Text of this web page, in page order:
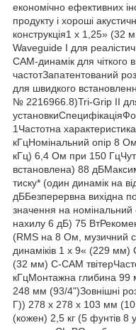
економічно ефективних
продукту і хороші
конструкція1 x 1,25» (32
Waveguide I для
CAM-динамік для чіткого
частотЗапатентований
для швидкого
№ 2216966.8)Tri-Grip II для
1Частотна
кГцНомінальний опір 8
кГц) 6,4 Ом при 150
встановлена) 88
тиску* (один динамік на
дББезперервна вихідна
значення на номінальний
нахилу 6 дБ) 75
(RMS на 8 Ом, музичний
динаміків 1 x 9« (229 мм)
(32 мм) C-CAM
кГцМонтажна глибина 99
248 мм (93/4")Зовнішні
Г)) 278 x 278 x 103 мм
(кожен) 2,5 кг (5 фунтів 8